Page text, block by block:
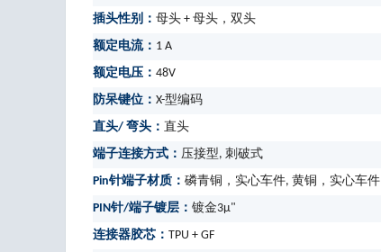
插头性别： 母头 + 母头，双头
额定电流： 1 A
额定电压： 48V
防呆键位： X-型编码
直头/ 弯头： 直头
端子连接方式： 压接型, 刺破式
Pin针端子材质： 磷青铜，实心车件, 黄铜，实心车件
PIN针/端子镀层： 镀金3μ"
连接器胶芯： TPU + GF